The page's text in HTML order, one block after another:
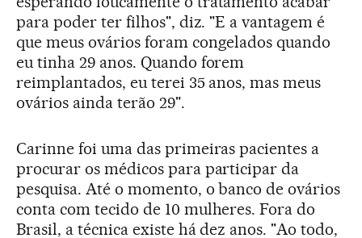
para poder ter filhos", diz. "E a vantagem é
que meus ovários foram congelados quando
eu tinha 29 anos. Quando forem
reimplantados, eu terei 35 anos, mas meus
ovários ainda terão 29".
Carinne foi uma das primeiras pacientes a
procurar os médicos para participar da
pesquisa. Até o momento, o banco de ovários
conta com tecido de 10 mulheres. Fora do
Brasil, a técnica existe há dez anos. "Ao todo,